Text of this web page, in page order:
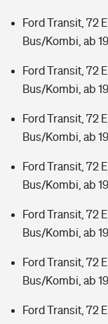
Ford Transit, 72
Bus/Kombi, ab
Ford Transit, 72
Bus/Kombi, ab
Ford Transit, 72
Bus/Kombi, ab
Ford Transit, 72
Bus/Kombi, ab
Ford Transit, 72
Bus/Kombi, ab
Ford Transit, 72
Bus/Kombi, ab
Ford Transit, 72